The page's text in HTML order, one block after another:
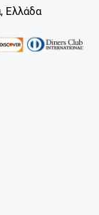
Ελλάδα